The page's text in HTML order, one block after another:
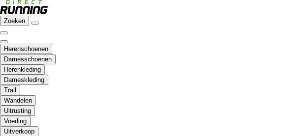
Zoeken
Herenschoenen
Damesschoenen
Herenkleding
Dameskleding
Trail
Wandelen
Uitrusting
Voeding
Uitverkoop